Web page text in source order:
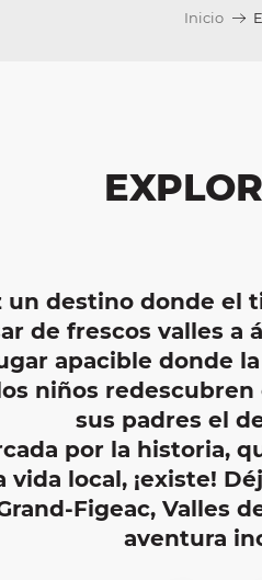
Inicio
un destinodonde el
de frescos valles a
apacible donde
niños redescubren
sus padres el
por la historia,
vida local, ¡existe!
Figeac, Valles
aventura